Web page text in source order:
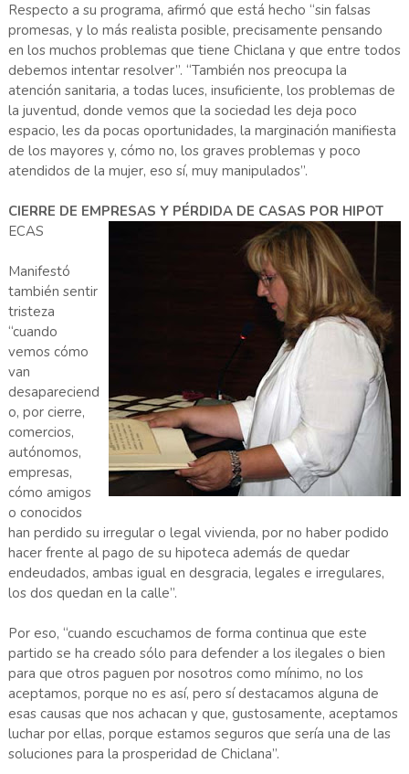
Respecto a su programa, afirmó que está hecho “sin falsas
promesas, y lo más realista posible, precisamente pensando
en los muchos problemas que tiene Chiclana y que entre todos
debemos intentar resolver”. “También nos preocupa la
atención sanitaria, a todas luces, insuficiente, los problemas de
la juventud, donde vemos que la sociedad les deja poco
espacio, les da pocas oportunidades, la marginación manifiesta
de los mayores y, cómo no, los graves problemas y poco
atendidos de la mujer, eso sí, muy manipulados”.
CIERRE DE EMPRESAS Y PÉRDIDA DE CASAS POR HIPOT
ECAS
Manifestó
también sentir
tristeza
“cuando
vemos cómo
van
desapareciend
o, por cierre,
comercios,
autónomos,
empresas,
cómo amigos
o conocidos
han perdido su irregular o legal vivienda, por no haber podido
hacer frente al pago de su hipoteca además de quedar
endeudados, ambas igual en desgracia, legales e irregulares,
los dos quedan en la calle”.
Por eso, “cuando escuchamos de forma continua que este
partido se ha creado sólo para defender a los ilegales o bien
para que otros paguen por nosotros como mínimo, no los
aceptamos, porque no es así, pero sí destacamos alguna de
esas causas que nos achacan y que, gustosamente, aceptamos
luchar por ellas, porque estamos seguros que sería una de las
soluciones para la prosperidad de Chiclana”.